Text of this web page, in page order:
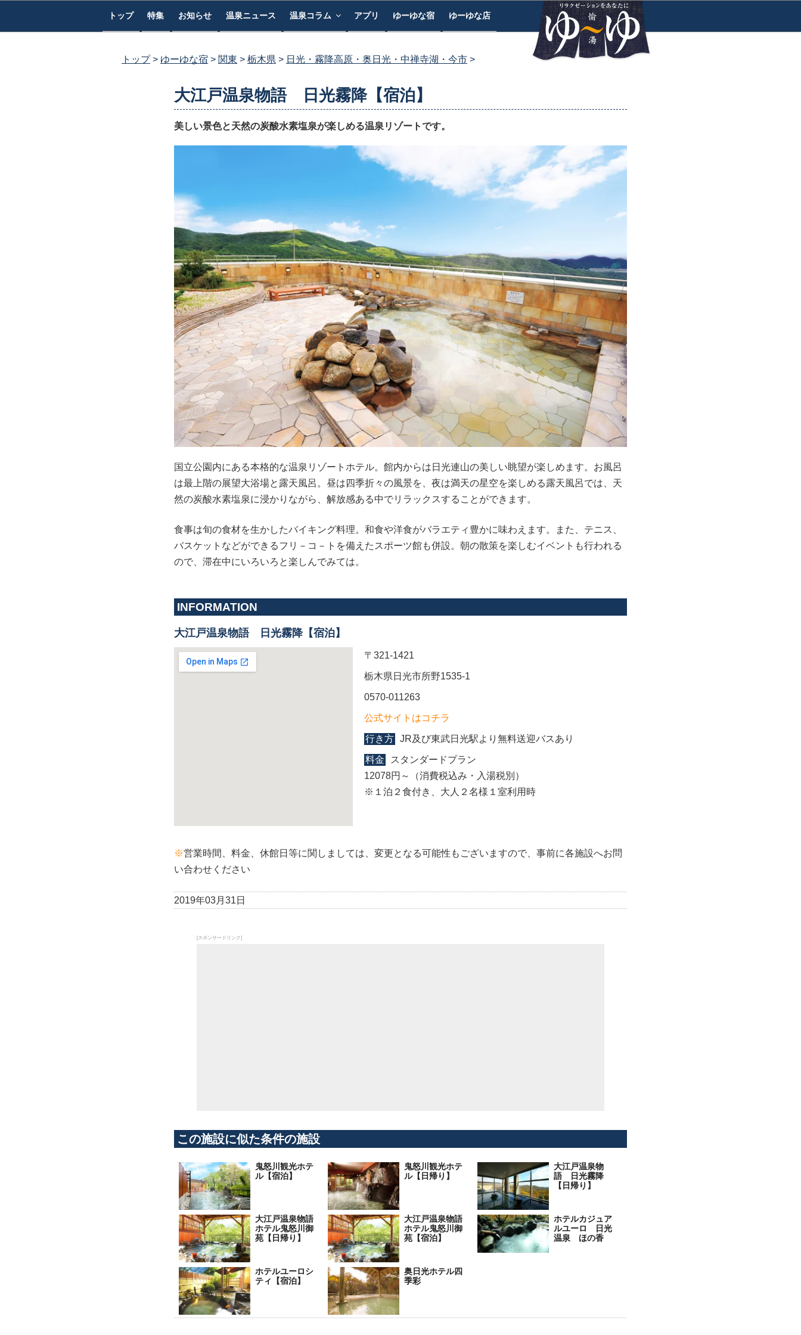
トップ 特集 お知らせ 温泉ニュース 温泉コラム アプリ ゆーゆな宿 ゆーゆな店
トップ ゆーゆな宿 関東 栃木県 日光・霧降高原・奥日光・中禅寺湖・今市
大江戸温泉物語 日光霧降【宿泊】
美しい景色と天然の炭酸水素塩泉が楽しめる温泉リゾートです。
国立公園内にある本格的な温泉リゾートホテル。館内からは日光連山の美しい眺望が楽しめます。お風呂
は最上階の展望大浴場と露天風呂。昼は四季折々の風景を、夜は満天の星空を楽しめる露天風呂では、天
然の炭酸水素塩泉に浸かりながら、解放感ある中でリラックスすることができます。
食事は旬の食材を生かしたバイキング料理。和食や洋食がバラエティ豊かに味わえます。また、テニス、
バスケットなどができるフリ－コ－トを備えたスポーツ館も併設。朝の散策を楽しむイベントも行われる
ので、滞在中にいろいろと楽しんでみては。
INFORMATION
大江戸温泉物語 日光霧降【宿泊】
〒321-1421
栃木県日光市所野1535-1
0570-011263
公式サイトはコチラ
行き方 JR及び東武日光駅より無料送迎バスあり
料金
スタンダードプラン
12078円～（消費税込み・入湯税別）
※１泊２食付き、大人２名様１室利用時
※営業時間、料金、休館日等に関しましては、変更となる可能性もございますので、事前に各施設へお問
い合わせください
2019年03月31日
[スポンサードリンク]
この施設に似た条件の施設
鬼怒川観光ホテ
ル【宿泊】
鬼怒川観光ホテ
ル【日帰り】
大江戸温泉物
語 日光霧降
【日帰り】
大江戸温泉物語
ホテル鬼怒川御
苑【日帰り】
大江戸温泉物語
ホテル鬼怒川御
苑【宿泊】
ホテルカジュア
ルユーロ 日光
温泉 ほの香
ホテルユーロシ
ティ【宿泊】
奥日光ホテル四
季彩